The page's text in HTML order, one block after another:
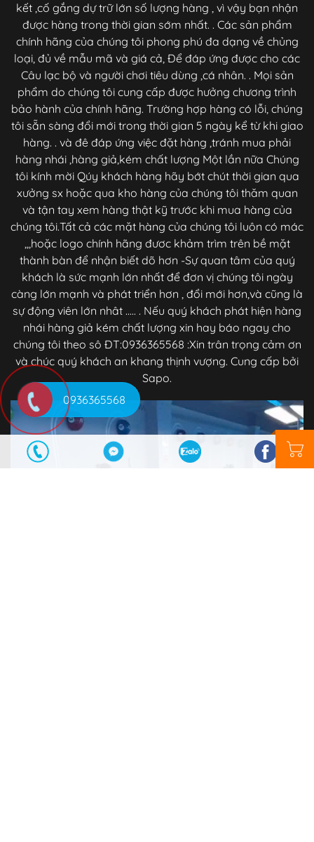
kết ,cố gắng dự trữ lớn số lượng hàng , vì vậy bạn nhận
được hàng trong thời gian sớm nhất. . Các sản phẩm
chính hãng của chúng tôi phong phú đa dạng về chủng
loại, đủ về mẫu mã và giá cả, Để đáp ứng được cho các
Câu lạc bộ và người chơi tiêu dùng ,cá nhân. . Mọi sản
phẩm do chúng tôi cung cấp được hưởng chương trình
bảo hành của chính hãng. Trường hợp hàng có lỗi, chúng
tôi sẵn sàng đổi mới trong thời gian 5 ngày kể từ khi giao
hàng. . và đê đáp ứng việc đặt hàng ,tránh mua phải
hàng nhái ,hàng giả,kém chất lượng Một lần nữa Chúng
tôi kính mời Qúy khách hàng hãy bớt chút thời gian qua
xưởng sx hoặc qua kho hàng của chúng tôi thăm quan
và tận tay xem hàng thật kỹ trước khi mua hàng của
chúng tôi.Tất cả các mặt hàng của chúng tôi luôn có mác
,,,hoặc logo chính hãng đươc khảm trìm trên bề mặt
thành bàn để nhận biết dõ hơn -Sự quan tâm của quý
khách là sức mạnh lớn nhất để đơn vị chúng tôi ngày
càng lớn mạnh và phát triển hơn , đổi mới hơn,và cũng là
sự động viên lớn nhât ..... . Nếu quý khách phát hiện hàng
nhái hàng giả kém chất lượng xin hay báo ngay cho
chúng tôi theo sô ĐT:0936365568 :Xin trân trọng cảm ơn
và chúc quý khách an khang thịnh vượng. Cung cấp bởi
Sapo.
0936365568